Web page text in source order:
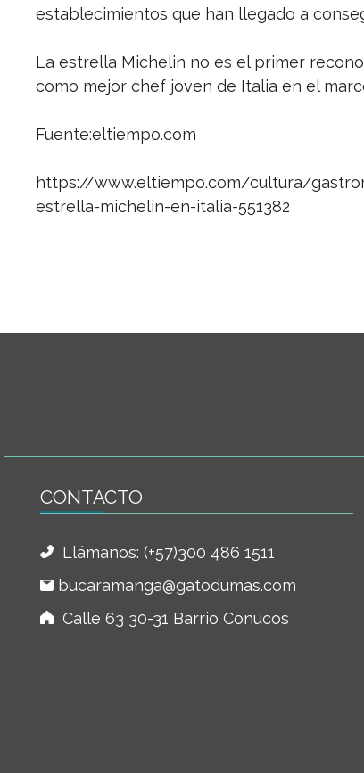
establecimientos que han llegado a
La estrella Michelin no es el primer
como mejor chef joven de Italia en el
Fuente:eltiempo.com
https://www.eltiempo.com/cultura/
estrella-michelin-en-italia-551382
CONTACTO
Llámanos: (+57)300 486 1511
bucaramanga@gatodumas.com
Calle 63 30-31 Barrio Conucos